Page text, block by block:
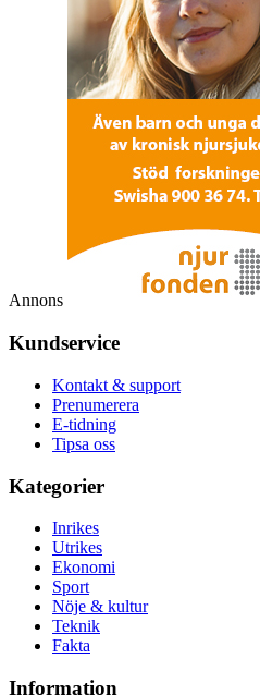
Annons
Kundservice
Kontakt & support
Prenumerera
E-tidning
Tipsa oss
Kategorier
Inrikes
Utrikes
Ekonomi
Sport
Nöje & kultur
Teknik
Fakta
Information